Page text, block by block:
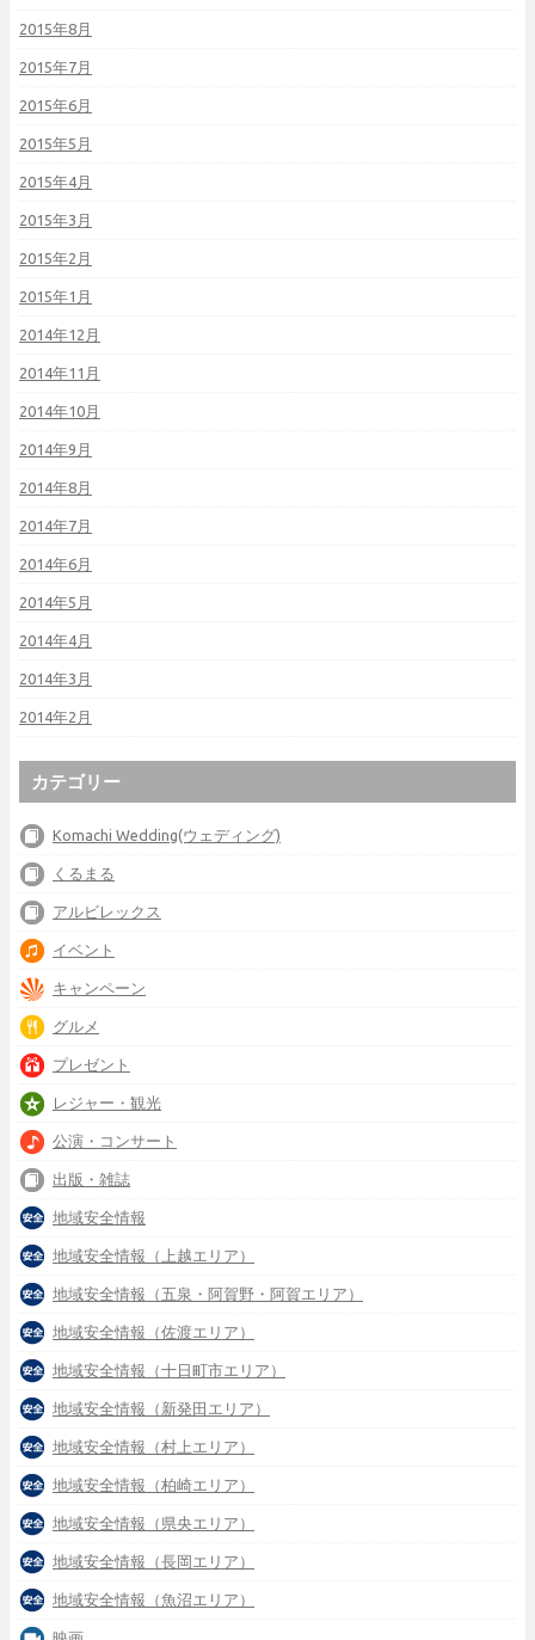
2015年8月
2015年7月
2015年6月
2015年5月
2015年4月
2015年3月
2015年2月
2015年1月
2014年12月
2014年11月
2014年10月
2014年9月
2014年8月
2014年7月
2014年6月
2014年5月
2014年4月
2014年3月
2014年2月
カテゴリー
Komachi Wedding(ウェディング)
くるまる
アルビレックス
イベント
キャンペーン
グルメ
プレゼント
レジャー・観光
公演・コンサート
出版・雑誌
地域安全情報
地域安全情報（上越エリア）
地域安全情報（五泉・阿賀野・阿賀エリア）
地域安全情報（佐渡エリア）
地域安全情報（十日町市エリア）
地域安全情報（新発田エリア）
地域安全情報（村上エリア）
地域安全情報（柏崎エリア）
地域安全情報（県央エリア）
地域安全情報（長岡エリア）
地域安全情報（魚沼エリア）